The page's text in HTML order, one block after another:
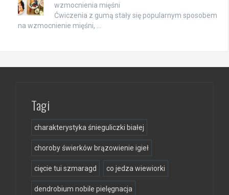
wzmocnienia mięśni
Ćwiczenia z gumą stały się popularnym sposobem
na wzmocnienie mięśni, …
Tagi
charakterystyka śnieguliczki białej
choroby świerków brązowienie igieł
cięcie tui szmaragd co jedza wiewiorki
dendrobium nobile pielęgnacja